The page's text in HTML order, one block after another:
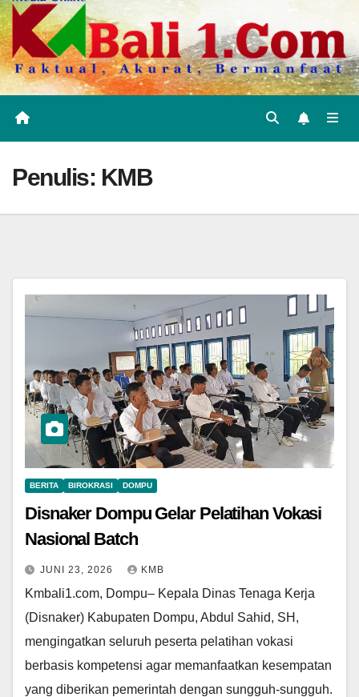
Penulis: KMB
BERITA BIROKRASI DOMPU
Disnaker Dompu Gelar Pelatihan Vokasi
Nasional Batch
JUNI 23, 2026 KMB
Kmbali1.com, Dompu– Kepala Dinas Tenaga Kerja
(Disnaker) Kabupaten Dompu, Abdul Sahid, SH,
mengingatkan seluruh peserta pelatihan vokasi
berbasis kompetensi agar memanfaatkan kesempatan
yang diberikan pemerintah dengan sungguh-sungguh.